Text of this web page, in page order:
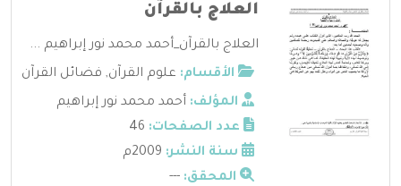
العلاج بالقرآن
العلاج بالقرآن_أحمد محمد نور إبراهيم ...
الأقسام: علوم القرآن, فضائل القرآن
المؤلف: أحمد محمد نور إبراهيم
عدد الصفحات:
سنة النشر:
المحقق: ---